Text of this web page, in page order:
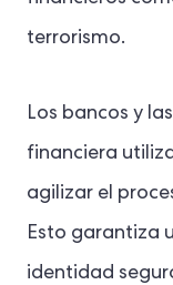
terrorismo.
Los bancos y
financiera
agilizar el
Esto garantiza
identidad